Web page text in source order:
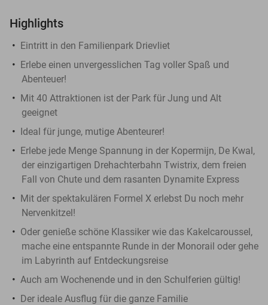
Highlights
Eintritt in den Familienpark Drievliet
Erlebe einen unvergesslichen Tag voller Spaß und
Abenteuer!
Mit 40 Attraktionen ist der Park für Jung und Alt
geeignet
Ideal für junge, mutige Abenteurer!
Erlebe jede Menge Spannung in der Kopermijn, De Kwal,
der einzigartigen Drehachterbahn Twistrix, dem freien
Fall von Chute und dem rasanten Dynamite Express
Mit der spektakulären Formel X erlebst Du noch mehr
Nervenkitzel!
Oder genieße schöne Klassiker wie das Kakelcaroussel,
mache eine entspannte Runde in der Monorail oder gehe
im Labyrinth auf Entdeckungsreise
Auch am Wochenende und in den Schulferien gültig!
Der ideale Ausflug für die ganze Familie